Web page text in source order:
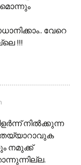
വേറെ
!!!
നിൽക്കുന്ന
തയ്യാറാവുക
നമുക്ക്